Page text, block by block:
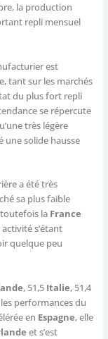
la production
repli mensuel
est
tant sur les marchés
du plus fort repli
se répercute
très légère
une solide hausse
a été très
sa plus faible
toutefois la France
s’étant
quelque peu
, 51,5 Italie, 51,4
performances du
en Espagne, elle
et s’est